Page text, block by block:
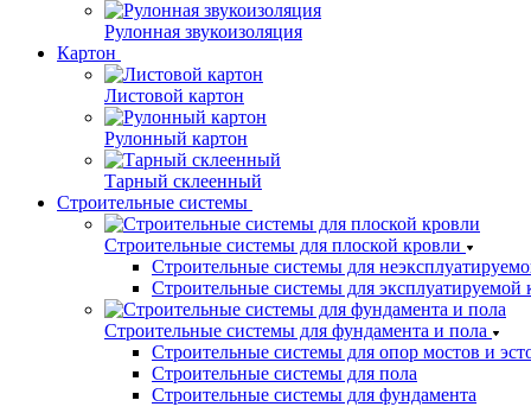
Рулонная звукоизоляция
Картон
Листовой картон
Рулонный картон
Тарный склеенный
Строительные системы
Строительные системы для плоской кровли
Строительные системы для
Строительные системы для эксплуатируемой
Строительные системы для фундамента и пола
Строительные системы для опор мостов и
Строительные системы для пола
Строительные системы для фундамента